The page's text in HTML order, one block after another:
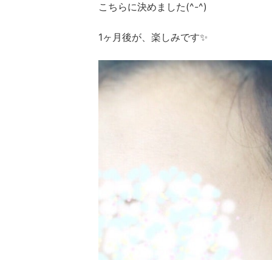
こちらに決めました(^-^)
1ヶ月後が、楽しみです✨